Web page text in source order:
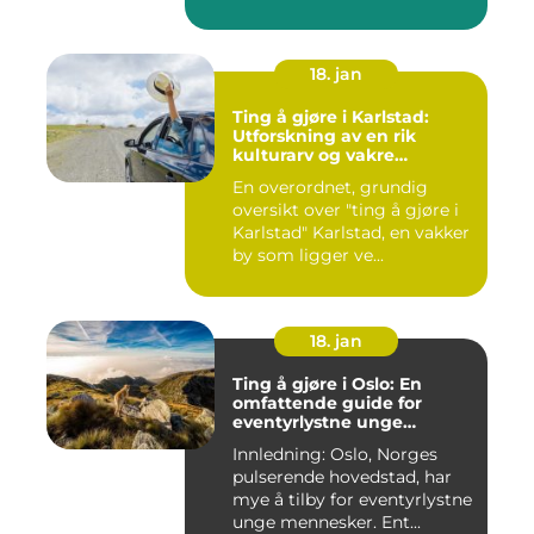
18. jan
Ting å gjøre i Karlstad:
Utforskning av en rik
kulturarv og vakre
En overordnet, grundig
oversikt over "ting å gjøre i
Karlstad" Karlstad, en vakker
by som ligger ve...
18. jan
Ting å gjøre i Oslo: En
omfattende guide for
eventyrlystne unge
Innledning: Oslo, Norges
pulserende hovedstad, har
mye å tilby for eventyrlystne
unge mennesker. Ent...